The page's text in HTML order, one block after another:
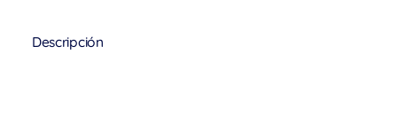
Descripción